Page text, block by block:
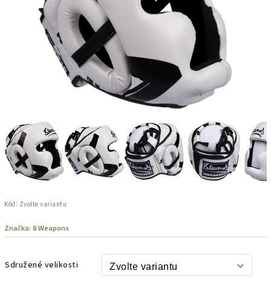
Kód: Zvolte variantu
Značka: 8 Weapons
Sdružené velikosti